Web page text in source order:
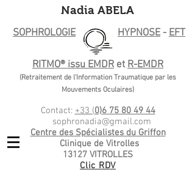
Nadia ABELA
SOPHROLOGIE HYPNOSE- EFT
RITMO® issu EMDR et R-EMDR
(Retraitement de l'Information Traumatique par les
Mouvements Oculaires)
Contact: +33 (0)6 75 80 49 44
sophronadia@gmail.com
Centre des Spécialistes du Griffon
Clinique de Vitrolles
13127 VITROLLES
Clic RDV